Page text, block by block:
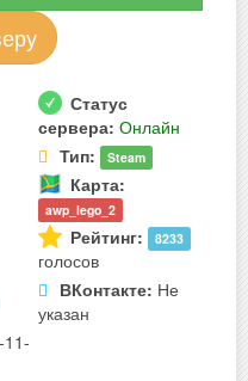
Статус
сервера: Онлайн
Тип: Steam
Карта:
awp_lego_2
Рейтинг: 8233
голосов
ВКонтакте: Не
указан